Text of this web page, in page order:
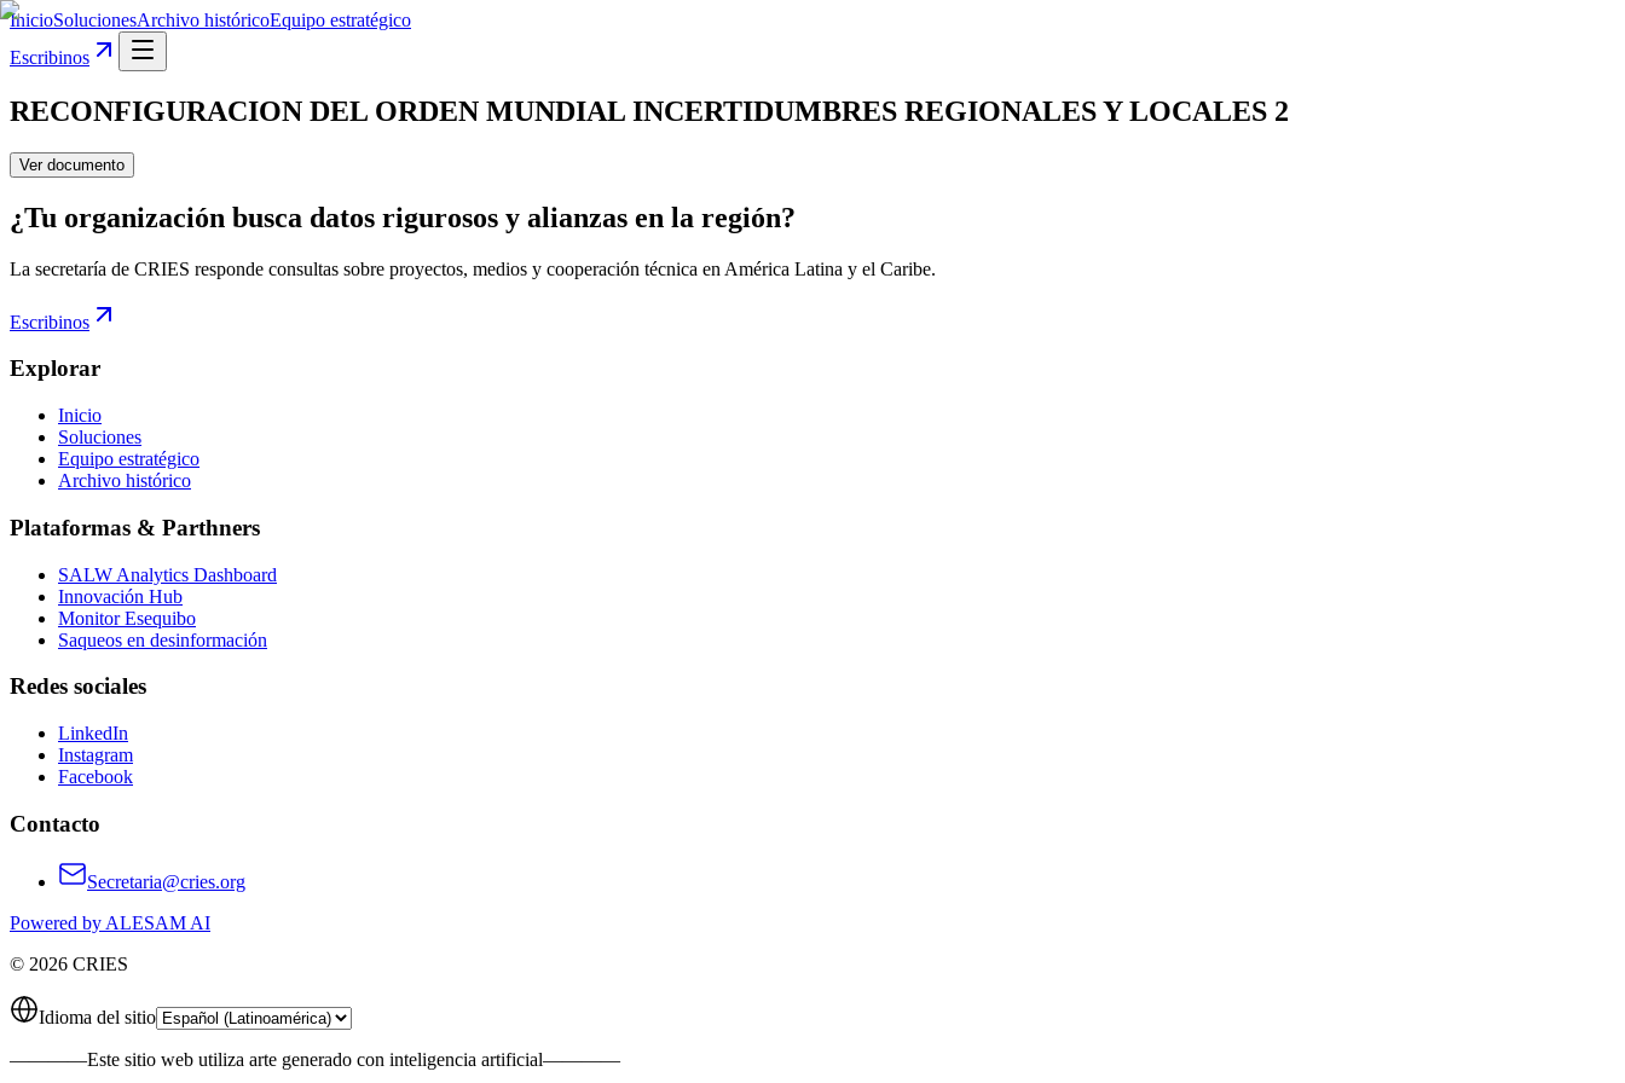
InicioSolucionesArchivo históricoEquipo estratégico
Escribinos
RECONFIGURACION DEL ORDEN MUNDIAL INCERTIDUMBRES REGIONALES Y LOCALES 2
Ver documento
¿Tu organización busca datos rigurosos y alianzas en la región?
La secretaría de CRIES responde consultas sobre proyectos, medios y cooperación técnica en América Latina y el Caribe.
Escribinos
Explorar
Inicio
Soluciones
Equipo estratégico
Archivo histórico
Plataformas & Parthners
SALW Analytics Dashboard
Innovación Hub
Monitor Esequibo
Saqueos en desinformación
Redes sociales
LinkedIn
Instagram
Facebook
Contacto
Secretaria@cries.org
Powered by ALESAM AI
© 2026 CRIES
Idioma del sitio
————Este sitio web utiliza arte generado con inteligencia artificial————